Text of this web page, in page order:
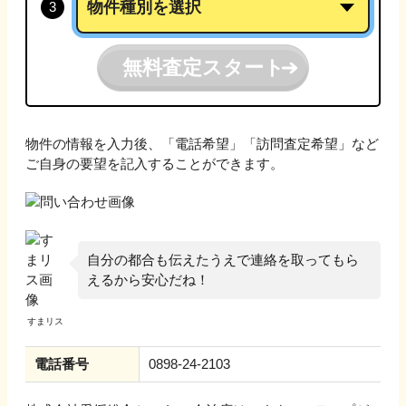
無料査定スタート
物件の情報を入力後、「電話希望」「訪問査定希望」など
ご自身の要望を記入することができます。
自分の都合も伝えたうえで連絡を取ってもら
えるから安心だね！
電話番号 0898-24-2103